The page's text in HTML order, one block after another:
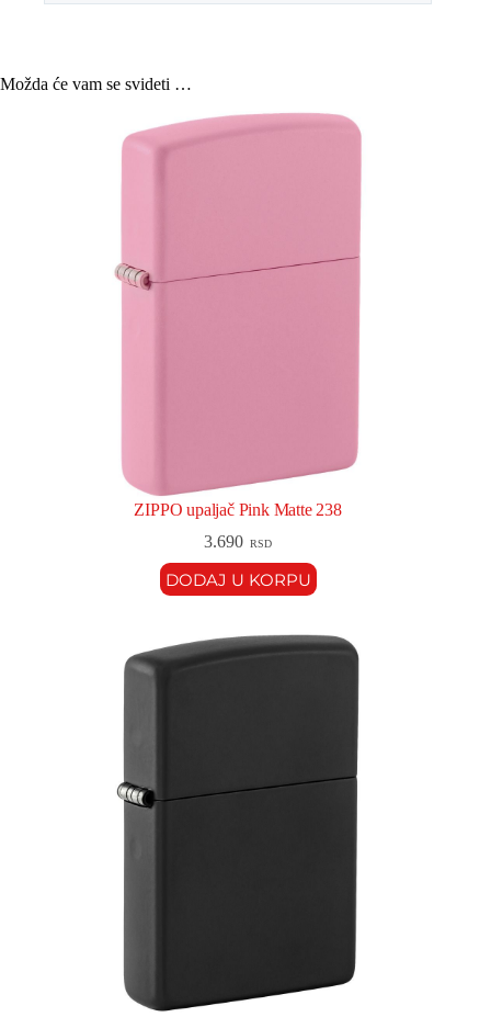
Možda će vam se svideti …
ZIPPO upaljač Pink Matte 238
3.690 RSD
DODAJ U KORPU